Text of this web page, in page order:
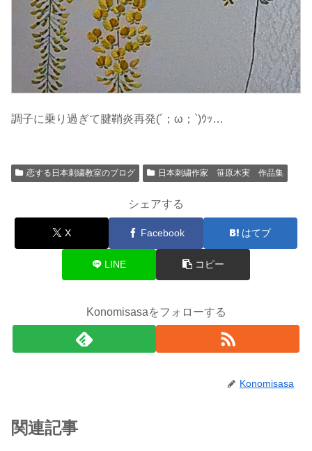
調子に乗り過ぎて腱鞘炎再発(´；ω；`)ｳｯ…
恋する日本刺繍教室のブログ 日本刺繍作家 笹原木実 作品集
シェアする
X Facebook はてブ
LINE コピー
Konomisasaをフォローする
Konomisasa
関連記事